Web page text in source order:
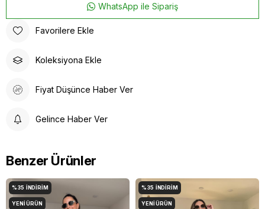
WhatsApp ile Sipariş
Favorilere Ekle
Koleksiyona Ekle
Fiyat Düşünce Haber Ver
Gelince Haber Ver
Benzer Ürünler
%35 İNDIRIM
YENI ÜRÜN
%35 İNDIRIM
YENI ÜRÜN